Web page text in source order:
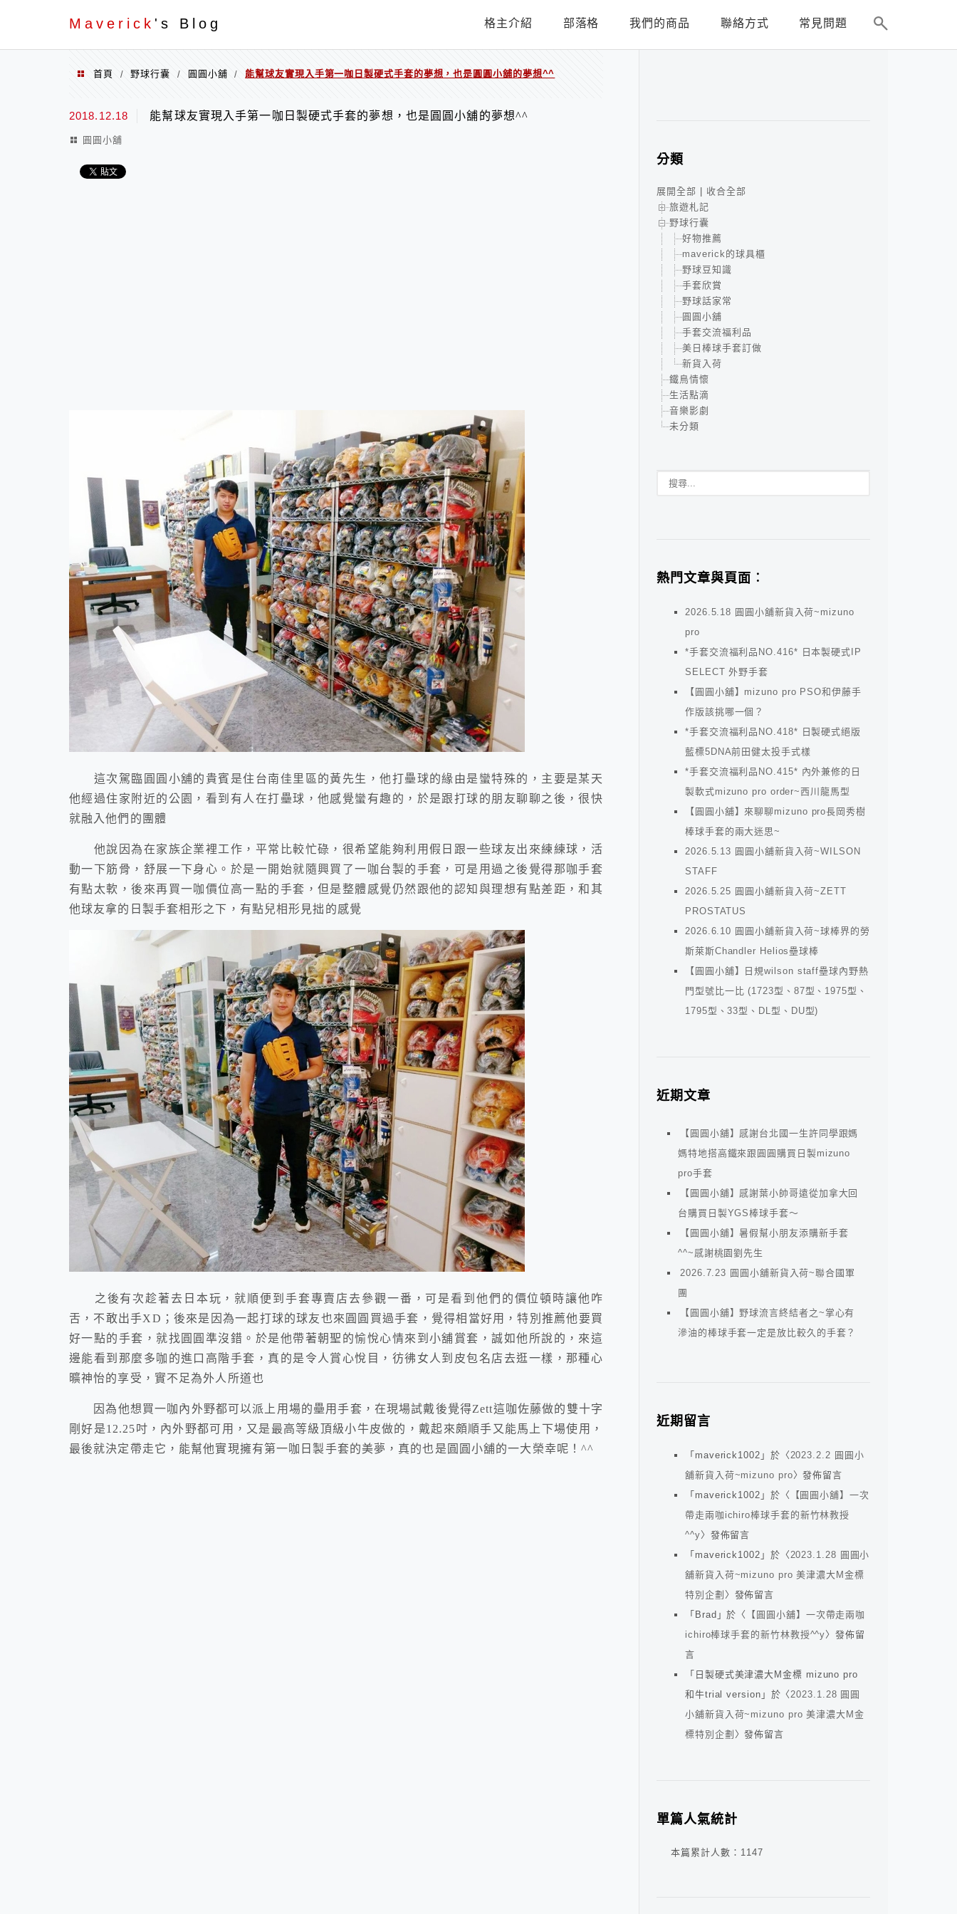
Maverick 's Blog 格主介紹 部落格 我們的商品 聯絡方式 常見問題
首頁 / 野球行囊 / 圓圓小舖 / 能幫球友實現入手第一咖日製硬式手套的夢想，也是圓圓小舖的夢想^^
2018.12.18 能幫球友實現入手第一咖日製硬式手套的夢想，也是圓圓小舖的夢想^^
圓圓小舖
這次駕臨圓圓小舖的貴賓是住台南佳里區的黃先生，他打壘球的緣由是蠻特殊的，主要是某天
他經過住家附近的公園，看到有人在打壘球，他感覺蠻有趣的，於是跟打球的朋友聊聊之後，很快
就融入他們的團體
他說因為在家族企業裡工作，平常比較忙碌，很希望能夠利用假日跟一些球友出來練練球，活
動一下筋骨，舒展一下身心。於是一開始就隨興買了一咖台製的手套，可是用過之後覺得那咖手套
有點太軟，後來再買一咖價位高一點的手套，但是整體感覺仍然跟他的認知與理想有點差距，和其
他球友拿的日製手套相形之下，有點兒相形見拙的感覺
之後有次趁著去日本玩，就順便到手套專賣店去參觀一番，可是看到他們的價位頓時讓他咋
舌，不敢出手XD；後來是因為一起打球的球友也來圓圓買過手套，覺得相當好用，特別推薦他要買
好一點的手套，就找圓圓準沒錯。於是他帶著朝聖的愉悅心情來到小舖賞套，誠如他所說的，來這
邊能看到那麼多咖的進口高階手套，真的是令人賞心悅目，彷彿女人到皮包名店去逛一樣，那種心
曠神怡的享受，實不足為外人所道也
因為他想買一咖內外野都可以派上用場的壘用手套，在現場試戴後覺得Zett這咖佐藤做的雙十字
剛好是12.25吋，內外野都可用，又是最高等級頂級小牛皮做的，戴起來頗順手又能馬上下場使用，
最後就決定帶走它，能幫他實現擁有第一咖日製手套的美夢，真的也是圓圓小舖的一大榮幸呢！^^
分類
展開全部
收合全部
旅遊札記
野球行囊
好物推薦
maverick的球具櫃
野球豆知識
手套欣賞
野球話家常
圓圓小舖
手套交流福利品
美日棒球手套訂做
新貨入荷
鐵鳥情懷
生活點滴
音樂影劇
未分類
熱門文章與頁面︰
2026.5.18 圓圓小舖新貨入荷~mizuno
pro
*手套交流福利品NO.416* 日本製硬式IP
SELECT 外野手套
【圓圓小舖】mizuno pro PSO和伊藤手
作版該挑哪一個？
*手套交流福利品NO.418* 日製硬式絕版
藍標5DNA前田健太投手式樣
*手套交流福利品NO.415* 內外兼修的日
製軟式mizuno pro order~西川龍馬型
【圓圓小舖】來聊聊mizuno pro長岡秀樹
棒球手套的兩大迷思~
2026.5.13 圓圓小舖新貨入荷~WILSON
STAFF
2026.5.25 圓圓小舖新貨入荷~ZETT
PROSTATUS
2026.6.10 圓圓小舖新貨入荷~球棒界的勞
斯萊斯Chandler Helios壘球棒
【圓圓小舖】日規wilson staff壘球內野熱
門型號比一比 (1723型、87型、1975型、
1795型、33型、DL型、DU型)
近期文章
【圓圓小舖】感謝台北國一生許同學跟媽
媽特地搭高鐵來跟圓圓購買日製mizuno
pro手套
【圓圓小舖】感謝葉小帥哥遠從加拿大回
台購買日製YGS棒球手套～
【圓圓小舖】暑假幫小朋友添購新手套
^^~感謝桃園劉先生
2026.7.23 圓圓小舖新貨入荷~聯合國軍
團
【圓圓小舖】野球流言終結者之~掌心有
滲油的棒球手套一定是放比較久的手套？
近期留言
「 maverick1002 」於〈2023.2.2 圓圓小
舖新貨入荷~mizuno pro〉發佈留言
「 maverick1002 」於〈
【圓圓小舖】一次
帶走兩咖ichiro棒球手套的新竹林教授
^^y〉發佈留言
「 maverick1002 」於〈2023.1.28 圓圓小
舖新貨入荷~mizuno pro 美津濃大M金標
特別企劃 〉發佈留言
「 Brad 」於〈
【圓圓小舖】一次帶走兩咖
ichiro棒球手套的新竹林教授^^y〉發佈留
言
「 日製硬式美津濃大M金標 mizuno pro
和牛trial version 」於〈2023.1.28 圓圓
小舖新貨入荷~mizuno pro 美津濃大M金
標特別企劃 〉發佈留言
單篇人氣統計
本篇累計人數： 1147